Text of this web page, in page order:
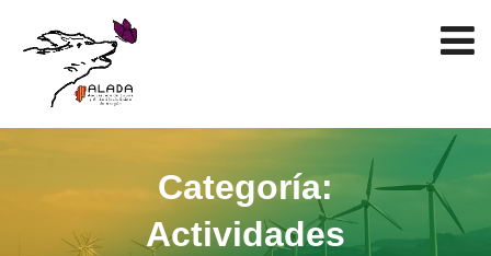
Categoría:
Actividades